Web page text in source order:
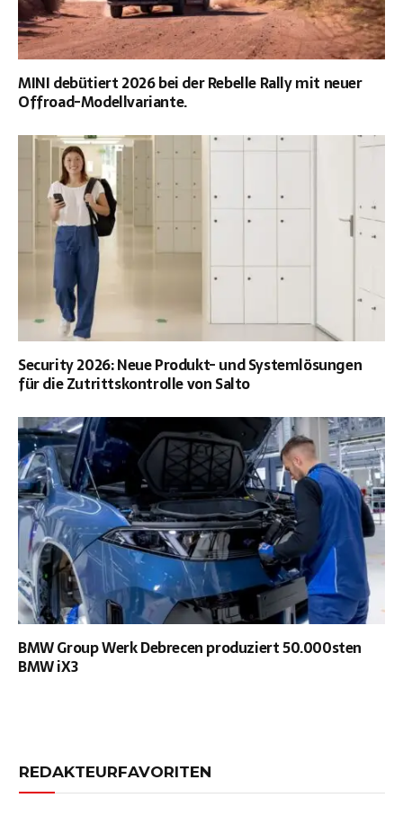
MINI debütiert 2026 bei der Rebelle Rally mit neuer
Offroad-Modellvariante.
Security 2026: Neue Produkt- und Systemlösungen
für die Zutrittskontrolle von Salto
BMW Group Werk Debrecen produziert 50.000sten
BMW iX3
REDAKTEURFAVORITEN